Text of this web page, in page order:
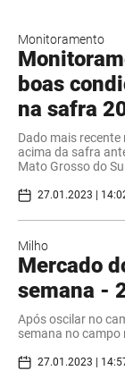
Monitoramento
boas
na safra
Dado mais
acima da safra
Mato Grosso do
27.01.2023 |
Milho
Mercado
semana -
Após oscilar no
semana no campo
27.01.2023 |